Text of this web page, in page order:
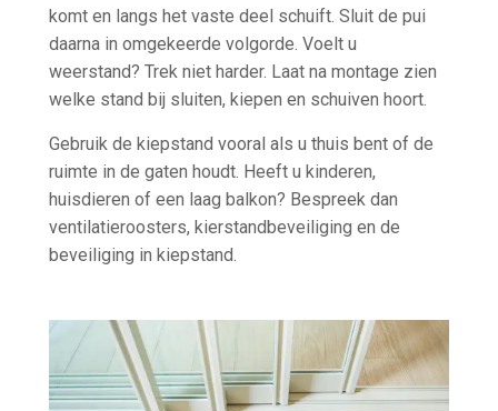
komt en langs het vaste deel schuift. Sluit de pui
daarna in omgekeerde volgorde. Voelt u
weerstand? Trek niet harder. Laat na montage zien
welke stand bij sluiten, kiepen en schuiven hoort.
Gebruik de kiepstand vooral als u thuis bent of de
ruimte in de gaten houdt. Heeft u kinderen,
huisdieren of een laag balkon? Bespreek dan
ventilatieroosters, kierstandbeveiliging en de
beveiliging in kiepstand.